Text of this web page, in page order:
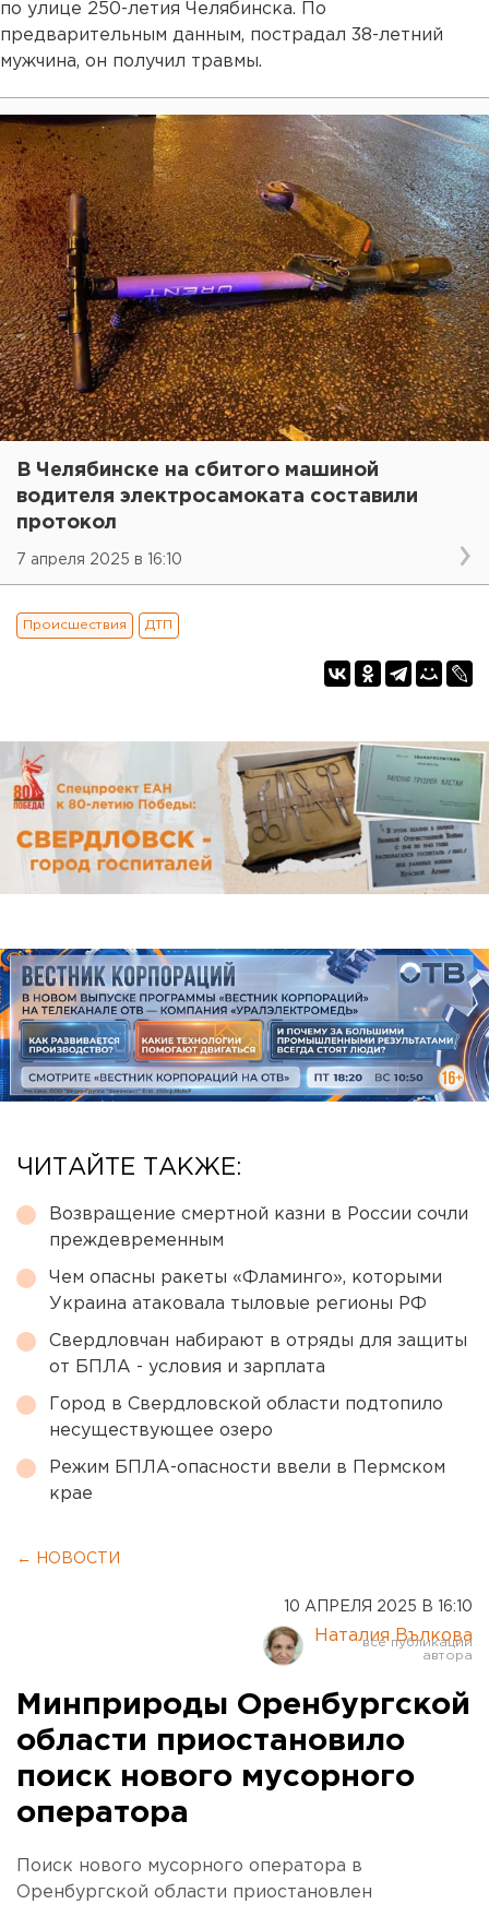
по улице 250-летия Челябинска. По
предварительным данным, пострадал 38-летний
мужчина, он получил травмы.
В Челябинске на сбитого машиной
водителя электросамоката составили
протокол
7 апреля 2025 в 16:10
Происшествия ДТП
ЧИТАЙТЕ ТАКЖЕ:
Возвращение смертной казни в России сочли
преждевременным
Чем опасны ракеты «Фламинго», которыми
Украина атаковала тыловые регионы РФ
Свердловчан набирают в отряды для защиты
от БПЛА - условия и зарплата
Город в Свердловской области подтопило
несуществующее озеро
Режим БПЛА-опасности ввели в Пермском
крае
← НОВОСТИ
10 АПРЕЛЯ 2025 В 16:10
Наталия Вълкова
Минприроды Оренбургской
области приостановило
поиск нового мусорного
оператора
Поиск нового мусорного оператора в
Оренбургской области приостановлен